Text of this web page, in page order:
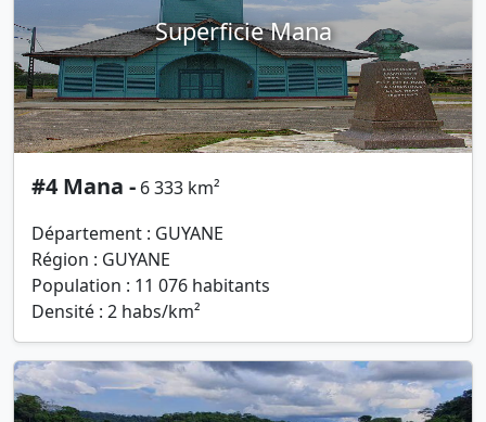
Superficie Mana
#4 Mana - 6 333 km²
Département : GUYANE
Région : GUYANE
Population : 11 076 habitants
Densité : 2 habs/km²